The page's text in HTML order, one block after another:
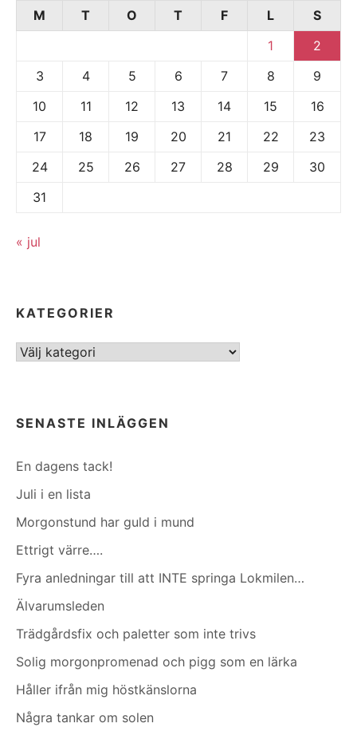
M
T O T F L
S
1
2
3
4 5 6 7 8
9
10
11 12 13 14 15
16
17
18 19 20 21 22
23
24
25 26 27 28 29
30
31
« jul
KATEGORIER
Kategorier
SENASTE INLÄGGEN
En dagens tack!
Juli i en lista
Morgonstund har guld i mund
Ettrigt värre….
Fyra anledningar till att INTE springa Lokmilen…
Älvarumsleden
Trädgårdsfix och paletter som inte trivs
Solig morgonpromenad och pigg som en lärka
Håller ifrån mig höstkänslorna
Några tankar om solen